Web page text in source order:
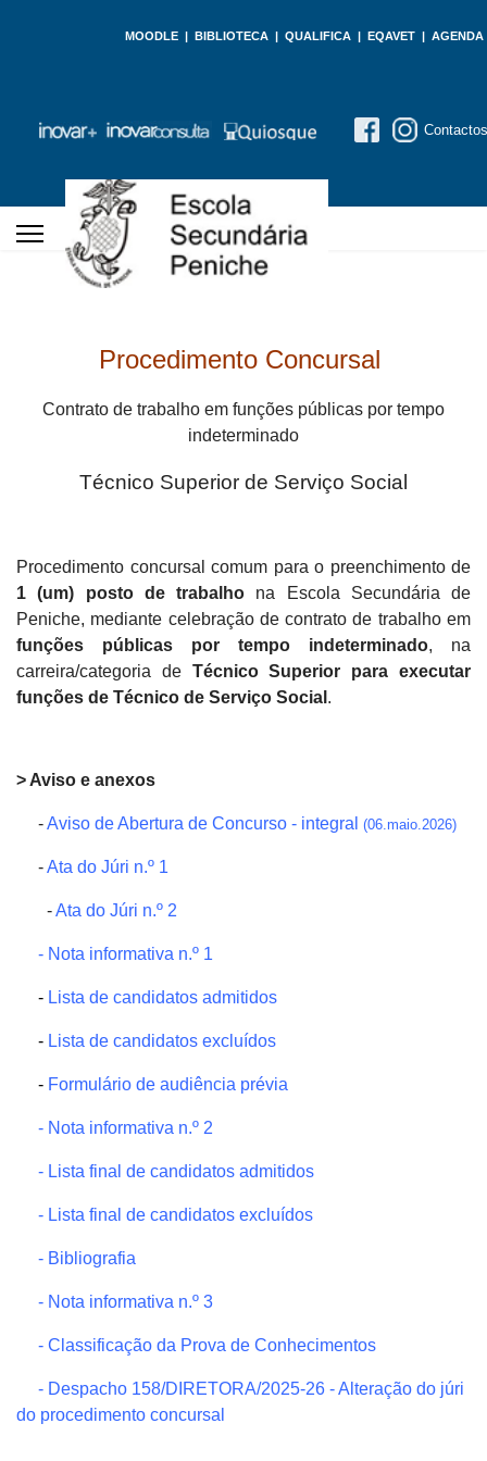
MOODLE | BIBLIOTECA | QUALIFICA | EQAVET | AGENDA
Contactos
Procedimento Concursal
Contrato de trabalho em funções públicas por tempo
indeterminado
Técnico Superior de Serviço Social
Procedimento concursal comum para o preenchimento de
1 (um) posto de trabalho na Escola Secundária de
Peniche, mediante celebração de contrato de trabalho em
funções públicas por tempo indeterminado, na
carreira/categoria de Técnico Superior para executar
funções de Técnico de Serviço Social .
> Aviso e anexos
-Aviso de Abertura de Concurso - integral (06.maio.2026)
-Ata do Júri n.º 1
-Ata do Júri n.º 2
- Nota informativa n.º 1
- Lista de candidatos admitidos
- Lista de candidatos excluídos
- Formulário de audiência prévia
- Nota informativa n.º 2
- Lista final de candidatos admitidos
- Lista final de candidatos excluídos
- Bibliografia
- Nota informativa n.º 3
- Classificação da Prova de Conhecimentos
- Despacho 158/DIRETORA/2025-26 - Alteração do júri
do procedimento concursal